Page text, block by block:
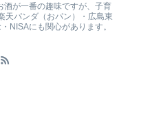
酒が一番の趣味ですが、子育
天パンダ（おパン）・広島東
NISAにも関心があります。